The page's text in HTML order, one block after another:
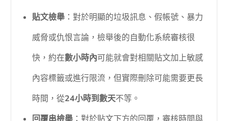
貼文檢舉 ：對於明顯的垃圾訊息、假帳號、暴力
威脅或仇恨言論，檢舉後的自動化系統審核很
快，約在數小時內可能就會對相關貼文加上敏感
內容標籤或進行限流，但實際刪除可能需要更長
時間，從24小時到數天不等。